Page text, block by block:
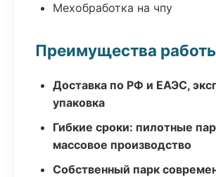
Мехобработка на чпу
Преимущества
Доставка по РФ и ЕАЭС,
упаковка
Гибкие сроки: пилотные
массовое производство
Собственный парк